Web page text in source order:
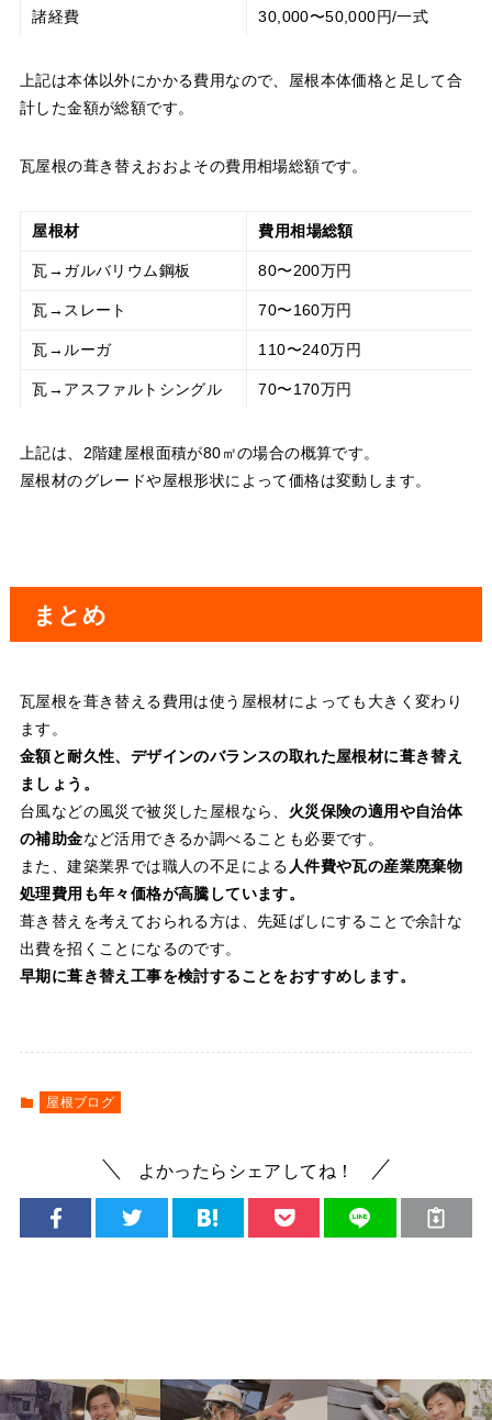
諸経費 30,000〜50,000円/一式
上記は本体以外にかかる費用なので、屋根本体価格と足して合
計した金額が総額です。
瓦屋根の葺き替えおおよその費用相場総額です。
屋根材 費用相場総額
瓦→ガルバリウム鋼板 80〜200万円
瓦→スレート 70〜160万円
瓦→ルーガ 110〜240万円
瓦→アスファルトシングル 70〜170万円
上記は、2階建屋根面積が80㎡の場合の概算です。
屋根材のグレードや屋根形状によって価格は変動します。
まとめ
瓦屋根を葺き替える費用は使う屋根材によっても大きく変わり
ます。
金額と耐久性、デザインのバランスの取れた屋根材に葺き替え
ましょう。
台風などの風災で被災した屋根なら、 火災保険の適用や自治体
の補助金など活用できるか調べることも必要です。
また、建築業界では職人の不足による 人件費や瓦の産業廃棄物
処理費用も年々価格が高騰しています。
葺き替えを考えておられる方は、先延ばしにすることで余計な
出費を招くことになるのです。
早期に葺き替え工事を検討することをおすすめします。
屋根ブログ
よかったらシェアしてね！